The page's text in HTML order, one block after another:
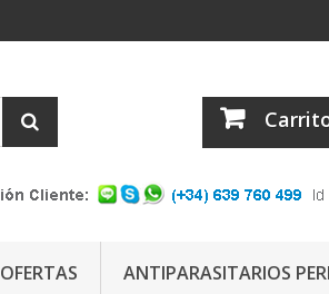
OFERTAS ANTIPARASITARIOS